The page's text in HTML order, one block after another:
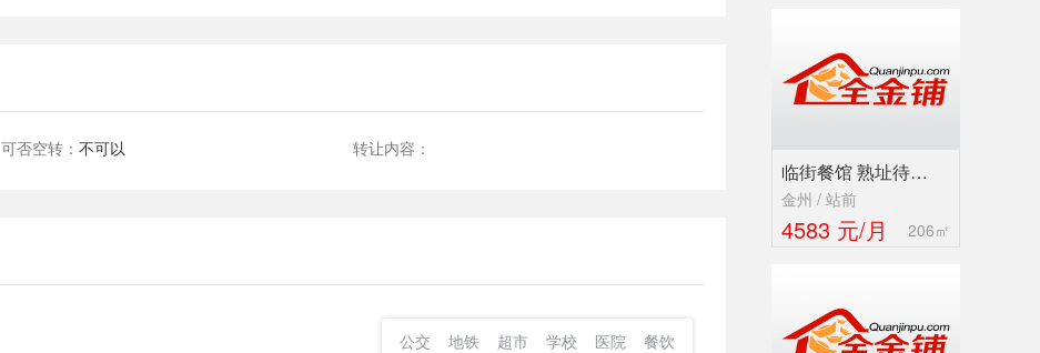
可否空转：不可以 转让内容：
公交 地铁 超市 学校 医院
餐饮
临街餐馆 熟址待…
金州 / 站前
4583 元/月 206㎡